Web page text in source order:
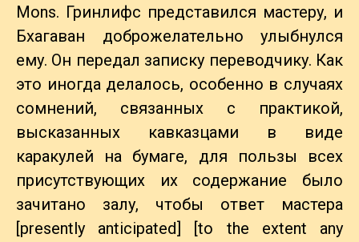
Mons. Гринлифс представился мастеру, и
Бхагаван доброжелательно улыбнулся
ему. Он передал записку переводчику. Как
это иногда делалось, особенно в случаях
сомнений, связанных с практикой,
высказанных кавказцами в виде
каракулей на бумаге, для пользы всех
присутствующих их содержание было
зачитано залу, чтобы ответ мастера
[presently anticipated] [to the extent any